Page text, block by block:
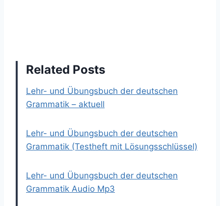
Related Posts
Lehr- und Übungsbuch der deutschen
Grammatik – aktuell
Lehr- und Übungsbuch der deutschen
Grammatik (Testheft mit Lösungsschlüssel)
Lehr- und Übungsbuch der deutschen
Grammatik Audio Mp3